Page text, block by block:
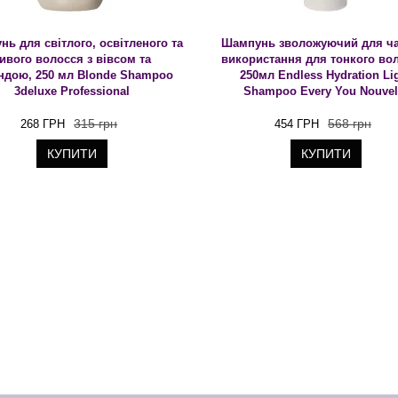
для світлого, освітленого та
волосся з вівсом та
250 мл Blonde Shampoo
3deluxe Professional
268 ГРН 315 грн
КУПИТИ
Шампунь зволожуючий для
використання для тонкого
250мл Endless Hydration
Shampoo Every You
454 ГРН 568 грн
КУПИТИ